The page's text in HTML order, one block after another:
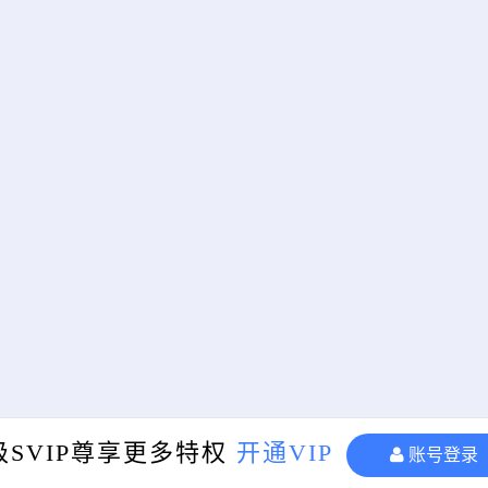
SVIP尊享更多特权 开通VIP 账号登录